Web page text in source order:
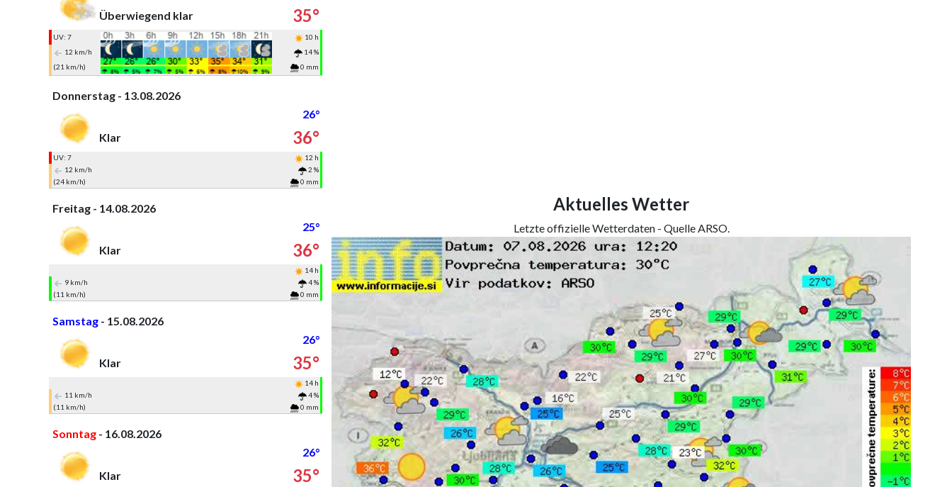
Überwiegend klar
35°
UV: 7
10 h
12 km/h
14 %
(21 km/h)
0 mm
Donnerstag - 13.08.2026
26°
Klar
36°
UV: 7
12 h
12 km/h
2 %
(24 km/h)
0 mm
Freitag - 14.08.2026
25°
Klar
36°
14 h
9 km/h
4 %
(11 km/h)
0 mm
Samstag- 15.08.2026
26°
Klar
35°
14 h
11 km/h
4 %
(11 km/h)
0 mm
Sonntag- 16.08.2026
26°
Klar
35°
Aktuelles Wetter
Letzte offizielle Wetterdaten - Quelle ARSO.